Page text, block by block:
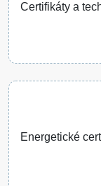
Certifikáty a
Energetické